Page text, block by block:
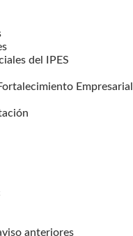
del IPES
Empresarial
anteriores